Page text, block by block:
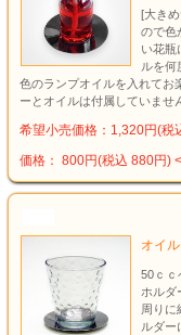
[大き
ので色
い花瓶
ルを何
色のランプオイルを入れて
ーとオイルは付属していませ
希望小売価格：1,320円(税
価格： 800円(税込 880円)
オイ
50ｃｃ
ホルダ
周りに
ルダー